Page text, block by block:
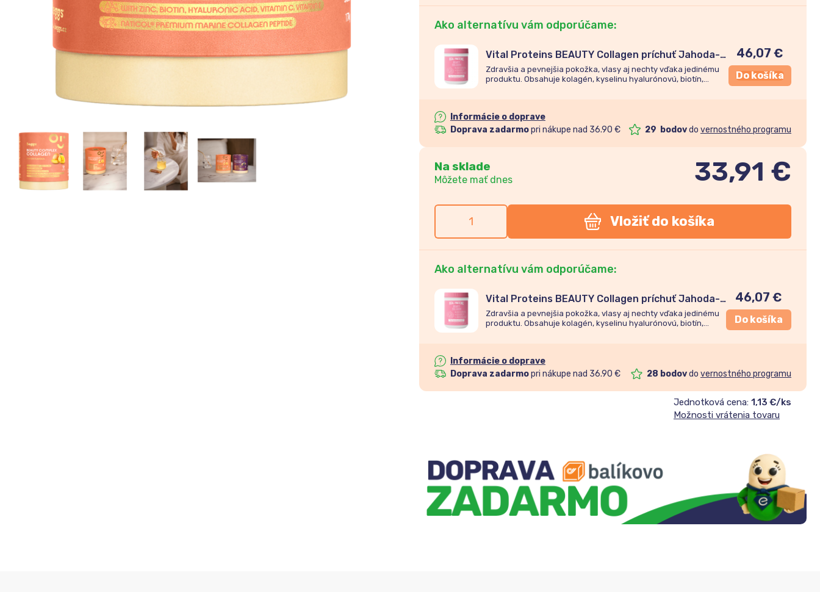
Ako alternatívu vám odporúčame:
Vital Proteins BEAUTY Collagen príchuť Jahoda-
citrón 271g
Zdravšia a pevnejšia pokožka, vlasy aj nechty vďaka jedinému
produktu. Obsahuje kolagén, kyselinu hyalurónovú, biotín,
46,07 €
Do košíka
Informácie o doprave
Doprava zadarmopri nákupe nad 36.90 € 29 bodovdo vernostného programu
Na sklade
Môžete mať dnes 33,91 €
Vložiť do košíka
Ako alternatívu vám odporúčame:
Vital Proteins BEAUTY Collagen príchuť Jahoda-
citrón 271g
Zdravšia a pevnejšia pokožka, vlasy aj nechty vďaka jedinému
produktu Obsahuje kolagén, kyselinu hyalurónovú, biotín,
46,07 €
Do košíka
Informácie o doprave
Doprava zadarmopri nákupe nad 36.90 € 28 bodovdo vernostného programu
Jednotková cena: 1,13 €/ks
Možnosti vrátenia tovaru